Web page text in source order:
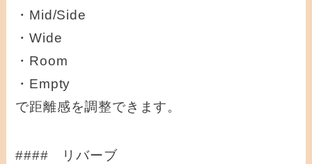
・Mid/Side
・Wide
・Room
・Empty
で距離感を調整できます。
#### リバーブ